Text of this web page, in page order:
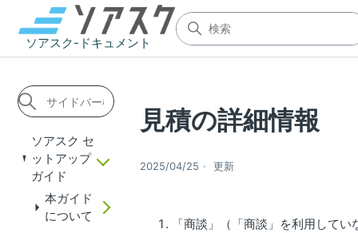
ソアスク-ドキュメント
ソアスク セ
ットアップ
ガイド
本ガイド
について
見積の詳細情報
2025/04/25 更新
「商談」（「商談」を利用して